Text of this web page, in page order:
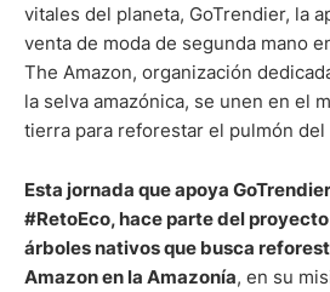
vitales del planeta, GoTrendier, la
venta de moda de segunda mano
The Amazon, organización
la selva amazónica, se unen en el
tierra para reforestar el pulmón del
Esta jornada que apoya
#RetoEco, hace parte del
árboles nativos que busca
Amazon en la Amazonía, en su